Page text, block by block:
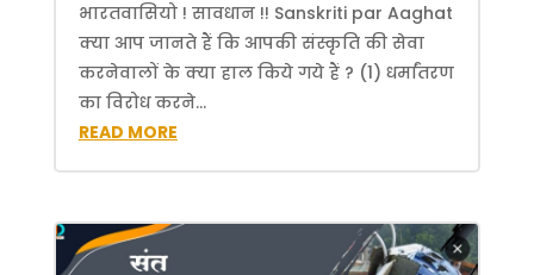
भारतवासियो ! सावधान !! Sanskriti par Aaghat
क्या आप जानते हैं कि आपकी संस्कृति की सेवा
करनेवालों के क्या हाल किये गये हैं ? (1) धर्मांतरण
का विरोध करने...
READ MORE